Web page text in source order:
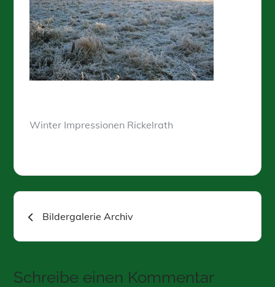
Winter Impressionen Rickelrath
Beitragsnavigation
Bildergalerie Archiv
Schreibe einen Kommentar